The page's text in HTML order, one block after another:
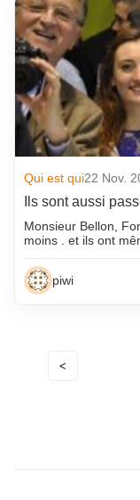
Qui est qui22 Nov.
Ils sont aussi
Monsieur Bellon,
moins . et ils ont
piwi